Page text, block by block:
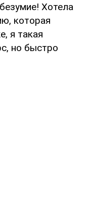
Хотела
которая
я такая
но быстро